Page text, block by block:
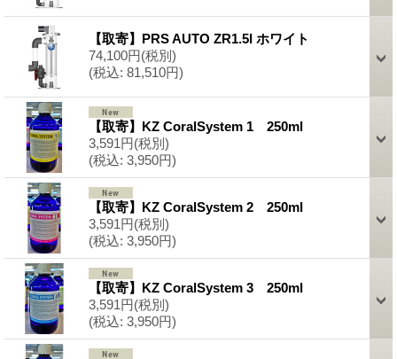
【取寄】PRS AUTO ZR1.5I ホワイト
74,100円(税別)
(税込: 81,510円)
【取寄】KZ CoralSystem 1 250ml
3,591円(税別)
(税込: 3,950円)
【取寄】KZ CoralSystem 2 250ml
3,591円(税別)
(税込: 3,950円)
【取寄】KZ CoralSystem 3 250ml
3,591円(税別)
(税込: 3,950円)